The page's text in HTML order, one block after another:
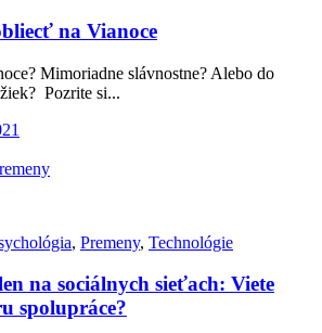
na Vianoce
Mimoriadne slávnostne? Alebo do
Pozrite si...
, Premeny, Technológie
na sociálnych sieťach: Viete
spolupráce?